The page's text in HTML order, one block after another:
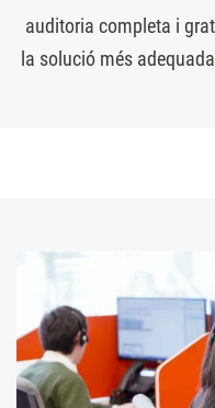
auditoria completa i
la solució més